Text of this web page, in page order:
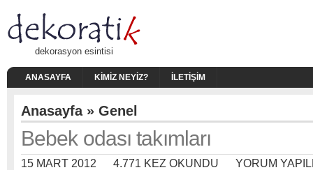
dekorasyon esintisi
ANASAYFA KIMIZ NEYIZ? İLETIŞIM
Anasayfa» Genel
Bebek odası takımları
15 MART 2012 4.771 KEZ OKUNDU YORUM